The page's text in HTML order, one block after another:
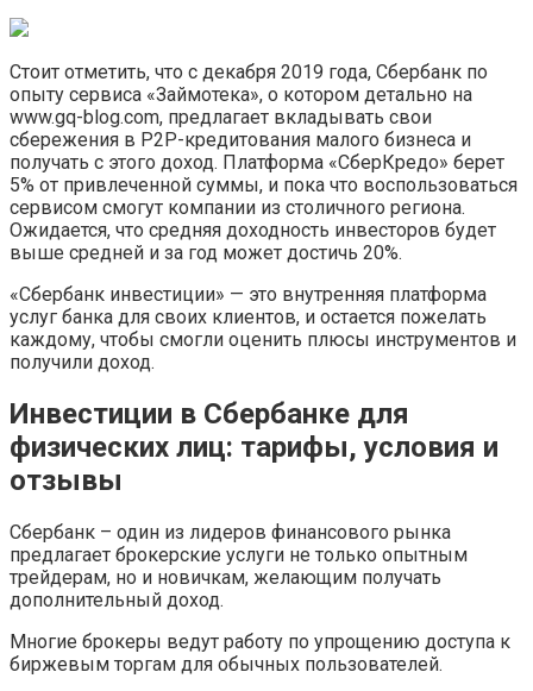
Стоит отметить, что с декабря 2019 года, Сбербанк по
опыту сервиса «Займотека», о котором детально на
www.gq-blog.com, предлагает вкладывать свои
сбережения в Р2Р-кредитования малого бизнеса и
получать с этого доход. Платформа «СберКредо» берет
5% от привлеченной суммы, и пока что воспользоваться
сервисом смогут компании из столичного региона.
Ожидается, что средняя доходность инвесторов будет
выше средней и за год может достичь 20%.
«Сбербанк инвестиции» — это внутренняя платформа
услуг банка для своих клиентов, и остается пожелать
каждому, чтобы смогли оценить плюсы инструментов и
получили доход.
Инвестиции в Сбербанке для
физических лиц: тарифы, условия и
отзывы
Сбербанк – один из лидеров финансового рынка
предлагает брокерские услуги не только опытным
трейдерам, но и новичкам, желающим получать
дополнительный доход.
Многие брокеры ведут работу по упрощению доступа к
биржевым торгам для обычных пользователей.